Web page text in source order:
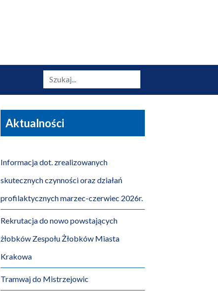
Szukaj
Aktualności
Informacja dot. zrealizowanych
skutecznych czynności oraz działań
profilaktycznych marzec-czerwiec 2026r.
Rekrutacja do nowo powstających
żłobków Zespołu Żłobków Miasta
Krakowa
Tramwaj do Mistrzejowic